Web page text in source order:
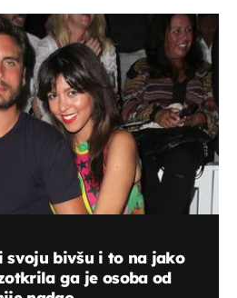
svoju bivšu i to na jako
ga je osoba od